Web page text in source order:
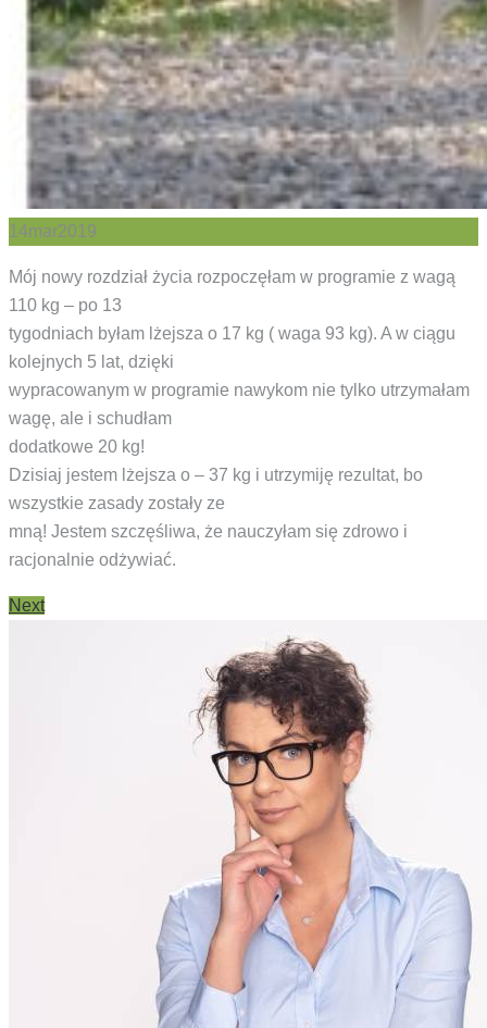
14mar2019
Mój nowy rozdział życia rozpoczęłam w programie z wagą
110 kg – po 13
tygodniach byłam lżejsza o 17 kg ( waga 93 kg). A w ciągu
kolejnych 5 lat, dzięki
wypracowanym w programie nawykom nie tylko utrzymałam
wagę, ale i schudłam
dodatkowe 20 kg!
Dzisiaj jestem lżejsza o – 37 kg i utrzymiję rezultat, bo
wszystkie zasady zostały ze
mną! Jestem szczęśliwa, że nauczyłam się zdrowo i
racjonalnie odżywiać.
Next